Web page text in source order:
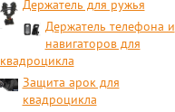
Держатель для ружья
Держатель телефона и
навигаторов для
квадроцикла
Защита арок для
квадроцикла